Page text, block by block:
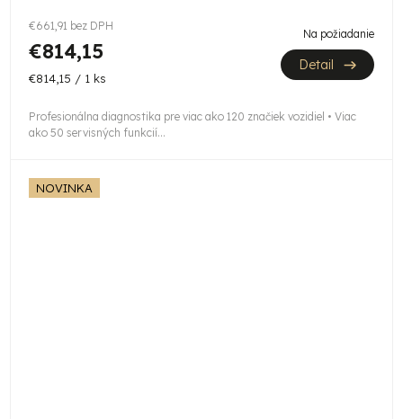
M
O
€661,91 bez DPH
€814,15
Jednotková
€814,15 / 1 ks
Na požiadanie
Detail
Profesionálna diagnostika pre viac ako 120 značiek vozidiel • Viac
ako 50 servisných funkcií...
NOVINKA